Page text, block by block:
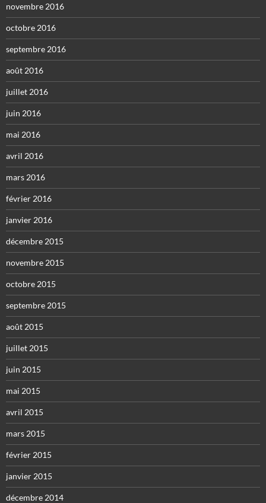
novembre 2016
octobre 2016
septembre 2016
août 2016
juillet 2016
juin 2016
mai 2016
avril 2016
mars 2016
février 2016
janvier 2016
décembre 2015
novembre 2015
octobre 2015
septembre 2015
août 2015
juillet 2015
juin 2015
mai 2015
avril 2015
mars 2015
février 2015
janvier 2015
décembre 2014